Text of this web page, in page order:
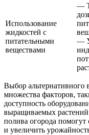
Использование
жидкостей с
питательными
веществами
—
—
Выбор альтернативного
множества факторов,
доступность
выращиваемых
полива огорода помогут
и увеличить